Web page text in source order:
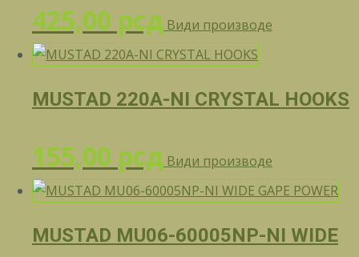
425,00 рсд Види производе
MUSTAD 220A-NI CRYSTAL HOOKS
155,00 рсд Види производе
MUSTAD MU06-60005NP-NI WIDE